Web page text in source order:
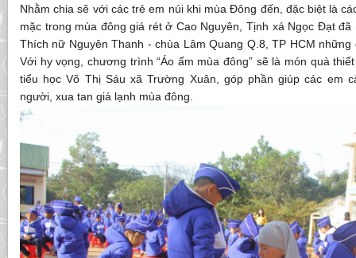
Nhằm chia sẽ với các trẻ em núi khi mùa Đông đến, đặc biệt là
mặc trong mùa đông giá rét ở Cao Nguyên, Tịnh xá Ngọc Đạt
Thích nữ Nguyên Thanh - chùa Lâm Quang Q.8, TP HCM
Với hy vọng, chương trình “Áo ấm mùa đông” sẽ là món quà
tiểu học Võ Thị Sáu xã Trường Xuân, góp phần giúp các em
người, xua tan giá lạnh mùa đông.